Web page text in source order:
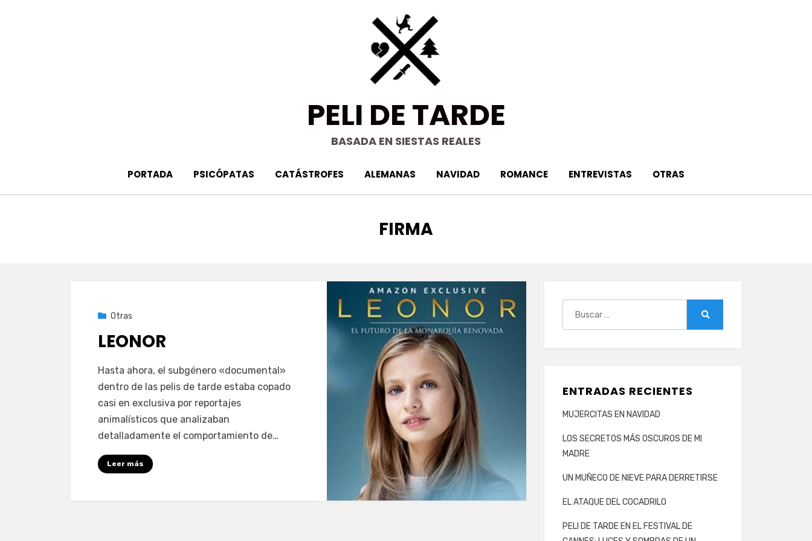
PELI DE TARDE
BASADA EN SIESTAS REALES
PORTADA PSICÓPATAS CATÁSTROFES ALEMANAS NAVIDAD ROMANCE ENTREVISTAS OTRAS
ETIQUETA
:
FIRMA
Publicada
14 de noviembre de 2020
Otras
LEONOR
por PeliDeTarde
1 comentarioen
LEONOR
Hasta ahora, el subgénero «documental»
dentro de las pelis de tarde estaba copado
casi en exclusiva por reportajes
animalísticos que analizaban
detalladamente el comportamiento de…
Leer más
ENTRADAS RECIENTES
MUJERCITAS EN NAVIDAD
LOS SECRETOS MÁS OSCUROS DE MI
MADRE
UN MUÑECO DE NIEVE PARA DERRETIRSE
EL ATAQUE DEL COCADRILO
PELI DE TARDE EN EL FESTIVAL DE